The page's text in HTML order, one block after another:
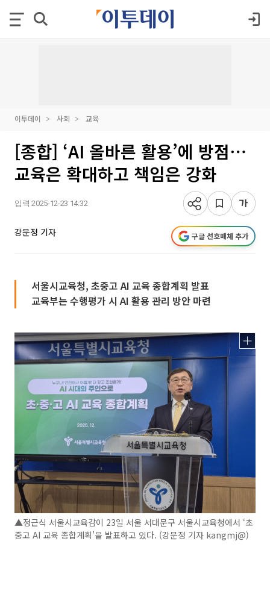
이투데이 사회 교육
[종합] ‘AI 올바른 활용’에 방점⋯
교육은 확대하고 책임은 강화
입력 2025-12-23 14:32
강문정 기자 구글 선호매체 추가
서울시교육청, 초중고 AI 교육 종합계획 발표
교육부는 수행평가 시 AI 활용 관리 방안 마련
▲정근식 서울시교육감이 23일 서울 서대문구 서울시교육청에서 ‘초
중고 AI 교육 종합계획’을 발표하고 있다. (강문정 기자 kangmj@)